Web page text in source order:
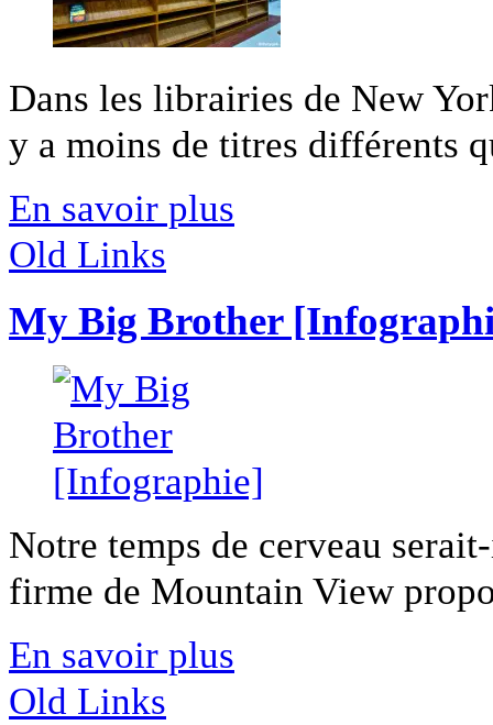
Dans les librairies de New
y a moins de titres différents
En savoir plus
Old Links
My Big Brother
Notre temps de cerveau
firme de Mountain View
En savoir plus
Old Links